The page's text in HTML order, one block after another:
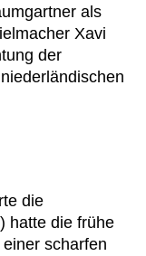
als
Xavi
der
die
hatte die frühe
scharfen